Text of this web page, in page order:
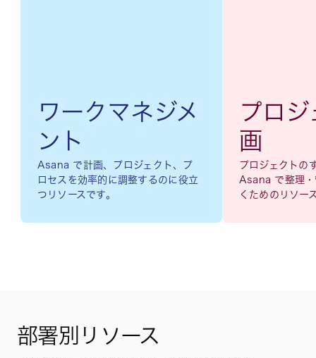
ワークマネジメ
ント
Asana で計画、プロジェクト、プ
ロセスを効率的に調整するのに役立
つリソースです。
プロジ
画
プロジェクトの
Asana で整理・
くためのリソー
部署別リソース